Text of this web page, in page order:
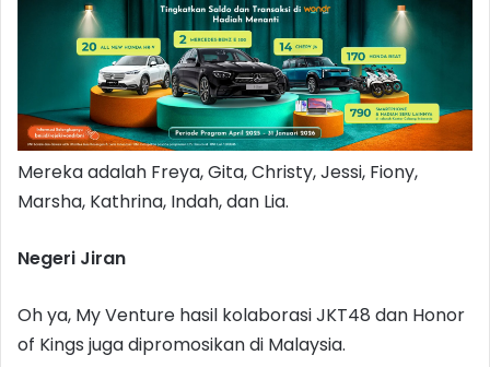
Mereka adalah Freya, Gita, Christy, Jessi, Fiony,
Marsha, Kathrina, Indah, dan Lia.
Negeri Jiran
Oh ya, My Venture hasil kolaborasi JKT48 dan Honor
of Kings juga dipromosikan di Malaysia.